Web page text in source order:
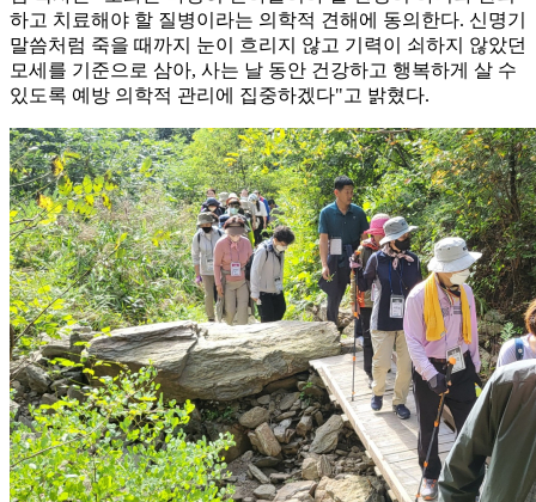
하고 치료해야 할 질병이라는 의학적 견해에 동의한다. 신명기
말씀처럼 죽을 때까지 눈이 흐리지 않고 기력이 쇠하지 않았던
모세를 기준으로 삼아, 사는 날 동안 건강하고 행복하게 살 수
있도록 예방 의학적 관리에 집중하겠다"고 밝혔다.